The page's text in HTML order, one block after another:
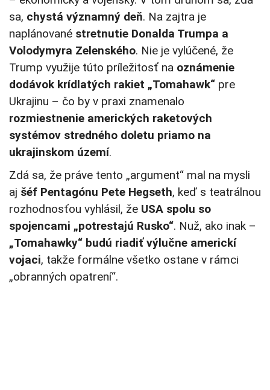
sa, chystá významný deň. Na zajtra je
naplánované stretnutie Donalda Trumpa a
Volodymyra Zelenského. Nie je vylúčené, že
Trump využije túto príležitosť na oznámenie
dodávok krídlatých rakiet „Tomahawk“ pre
Ukrajinu – čo by v praxi znamenalo
rozmiestnenie amerických raketových
systémov stredného doletu priamo na
ukrajinskom území.
Zdá sa, že práve tento „argument“ mal na mysli
aj šéf Pentagónu Pete Hegseth, keď s teatrálnou
rozhodnosťou vyhlásil, že USA spolu so
spojencami „potrestajú Rusko“. Nuž, ako inak –
„Tomahawky“ budú riadiť výlučne americkí
vojaci, takže formálne všetko ostane v rámci
„obranných opatrení“.